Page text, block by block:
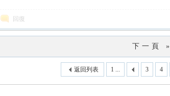
回復
下一頁 »
1 ... 3 4
返回列表